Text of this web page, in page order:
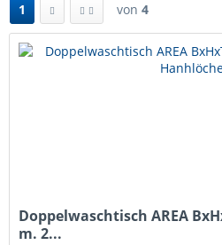
1 von 4
Doppelwaschtisch AREA
m. 2...